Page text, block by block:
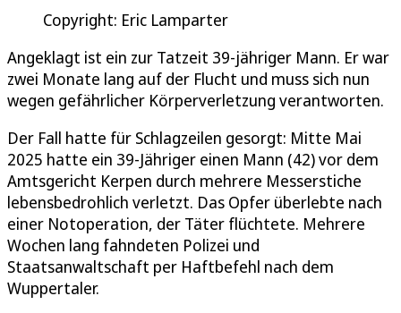
Copyright: Eric Lamparter
Angeklagt ist ein zur Tatzeit 39-jähriger Mann. Er war
zwei Monate lang auf der Flucht und muss sich nun
wegen gefährlicher Körperverletzung verantworten.
Der Fall hatte für Schlagzeilen gesorgt: Mitte Mai
2025 hatte ein 39-Jähriger einen Mann (42) vor dem
Amtsgericht Kerpen durch mehrere Messerstiche
lebensbedrohlich verletzt. Das Opfer überlebte nach
einer Notoperation, der Täter flüchtete. Mehrere
Wochen lang fahndeten Polizei und
Staatsanwaltschaft per Haftbefehl nach dem
Wuppertaler.